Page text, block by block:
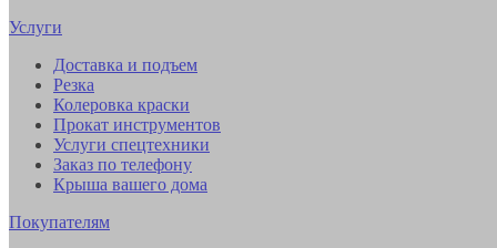
Услуги
Доставка и подъем
Резка
Колеровка краски
Прокат инструментов
Услуги спецтехники
Заказ по телефону
Крыша вашего дома
Покупателям